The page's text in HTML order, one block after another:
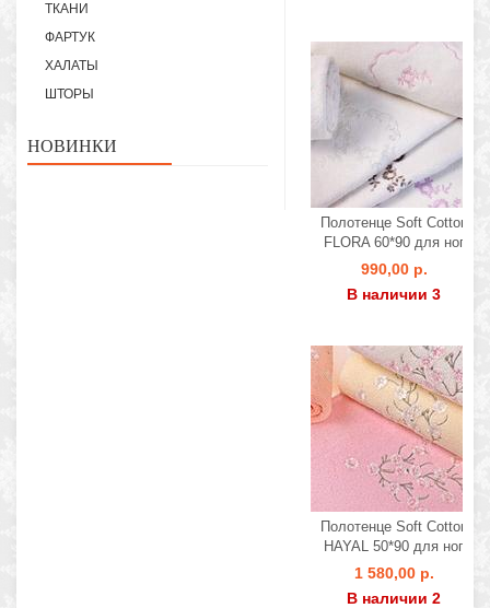
ТКАНИ
ФАРТУК
ХАЛАТЫ
ШТОРЫ
НОВИНКИ
Полотенце Soft Cotton
FLORA 60*90 для ног
990,00 р.
В наличии 3
Полотенце Soft Cotton
HAYAL 50*90 для ног
1 580,00 р.
В наличии 2